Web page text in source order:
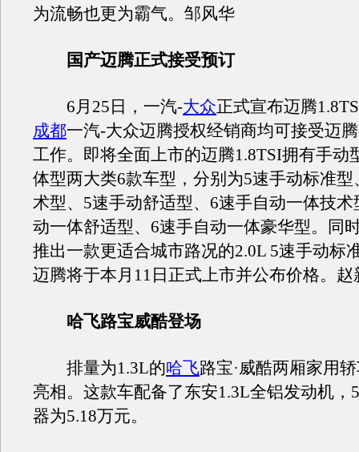
为流畅也更为霸气。邹风华
国产迈腾正式接受预订
6月25日，一汽-大众正式宣布迈腾
成都一汽-大众迈腾授权经销商均可接受迈
工作。即将全面上市的迈腾1.8TSI拥有手动
体型两大类6款车型，分别为5速手动标准型
术型、5速手动舒适型、6速手自动一体技术
动一体舒适型、6速手自动一体豪华型。同
推出一款更适合城市路况的2.0L 5速手动标
迈腾将于本月11日正式上市并公布价格。赵
哈飞路宝威酷登场
排量为1.3L的哈飞路宝·威酷两厢家用
亮相。这款车配备了东安1.3L全铝发动机，
器为5.18万元。